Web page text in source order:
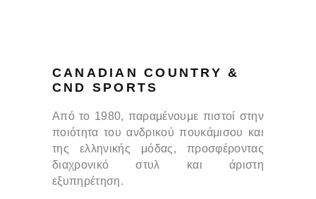
CANADIAN COUNTRY &
CND SPORTS
Από το 1980, παραμένουμε πιστοί στην
ποιότητα του ανδρικού πουκάμισου και
της ελληνικής μόδας, προσφέροντας
διαχρονικό στυλ και άριστη
εξυπηρέτηση.